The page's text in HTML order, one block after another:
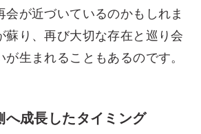
会が近づいているのかもしれま
蘇り、再び大切な存在と巡り会
生まれることもあるのです。
へ成長したタイミング